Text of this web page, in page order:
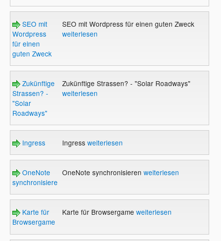
SEO mit
Wordpress
für einen
guten Zweck
SEO mit Wordpress für einen guten Zweck
weiterlesen
Zukünftige
Strassen? -
"Solar
Roadways"
Zukünftige Strassen? - "Solar Roadways"
weiterlesen
Ingress Ingress weiterlesen
OneNote
synchronisieren
OneNote synchronisieren weiterlesen
Karte für
Browsergame
Karte für Browsergame weiterlesen